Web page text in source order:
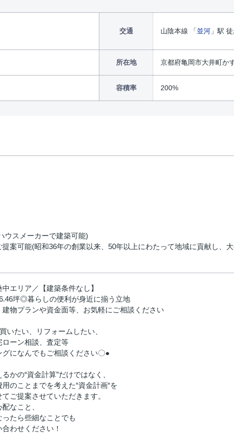
交通 山陰本線 「並河 」駅
所在地 京都府亀岡市大井町か
容積率 200%
スメーカーで建築可能)
案可能(昭和36年の創業以来、50年以上にわたって地域に貢献し、
エリア／【建築条件なし】
坪◎暮らしの便利が身近に揃う立地
物プランや資金面等、お気軽にご相談ください
いたい、リフォームしたい、
ーン相談、査定等
になんでもご相談ください〇●
かの“資金計算”だけではなく、
のことまでを考えた“資金計画“を
ご提案させていただきます。
なこと、
たら些細なことでも
わせください！